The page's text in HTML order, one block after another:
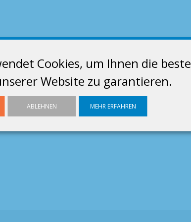
Cookies, um Ihnen die beste
Website zu garantieren.
ABLEHNEN MEHR ERFAHREN